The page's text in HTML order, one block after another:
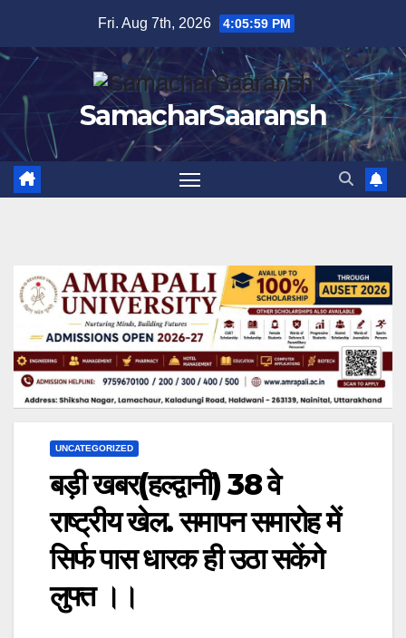
content
Fri. Aug 7th, 2026 4:06:00 PM
SamacharSaaransh
UNCATEGORIZED
बड़ी खबर(हल्द्वानी) 38 वे
राष्ट्रीय खेल. समापन समारोह में
सिर्फ पास धारक ही उठा सकेंगे
लुफ्त ।।